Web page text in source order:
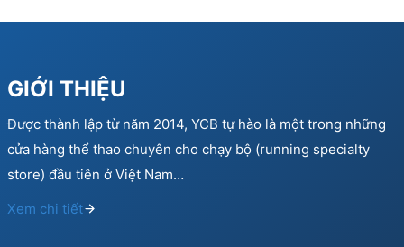
GIỚI THIỆU
Được thành lập từ năm 2014, YCB tự hào là một trong những
cửa hàng thể thao chuyên cho chạy bộ (running specialty
store) đầu tiên ở Việt Nam…
Xem chi tiết